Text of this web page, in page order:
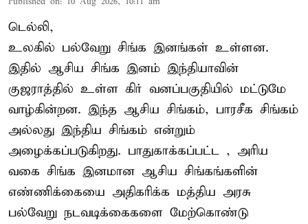
டெல்லி,
உலகில் பல்வேறு சிங்க இனங்கள் உள்ளன.
இதில் ஆசிய சிங்க இனம் இந்தியாவின்
குஜராத்தில் உள்ள கிர் வனப்பகுதியில் மட்டுமே
வாழ்கின்றன. இந்த ஆசிய சிங்கம், பாரசீக சிங்கம்
அல்லது இந்திய சிங்கம் என்றும்
அழைக்கப்படுகிறது. பாதுகாக்கப்பட்ட , அரிய
வகை சிங்க இனமான ஆசிய சிங்கங்களின்
எண்ணிக்கையை அதிகரிக்க மத்திய அரசு
பல்வேறு நடவடிக்கைகளை மேற்கொண்டு